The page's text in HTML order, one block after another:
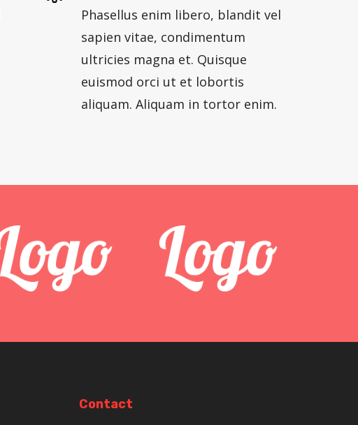
Phasellus enim libero, blandit vel
sapien vitae, condimentum
ultricies magna et. Quisque
euismod orci ut et lobortis
aliquam. Aliquam in tortor enim.
Contact